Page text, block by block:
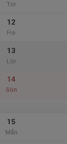
Tor
12
Fre
13
Lör
14
Sön
15
Mån